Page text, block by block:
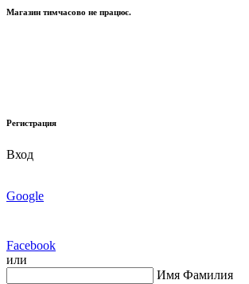
Магазин тимчасово не працює.
Регистрация
Вход
Google
Facebook
или
Имя Фамилия